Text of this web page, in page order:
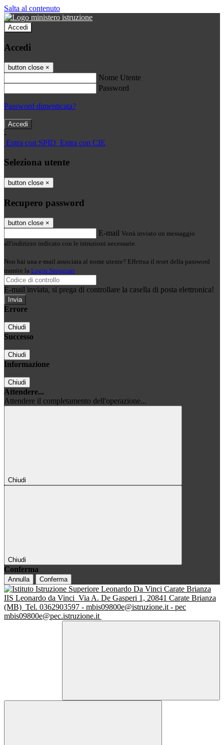
Salta al contenuto
Accedi
Accedi
button close ×
Nome Utente
Password
Password dimenticata?
-
Entra con SPID Entra con CIE
Seleziona utente
button close ×
Recupero password
button close ×
E-mail Verrà inviato un messaggio
all'indirizzo indicato con le istruzioni necessarie.
Non hai una e-mail associata al nome utente? Effettua il reset della password
tramite la Login Spaggiari
E-mail inviata, si prega di controllare la casella di posta elettronica!
Errore
Chiudi
Successo
Chiudi
Informazione
Chiudi
Attendere...
Attendere il completamento dell'operazione...
Chiudi
Chiudi
Conferma
Annulla Conferma
IIS Leonardo da Vinci Via A. De Gasperi 1, 20841 Carate Brianza
(MB) Tel. 0362903597 - mbis09800e@istruzione.it - pec
mbis09800e@pec.istruzione.it